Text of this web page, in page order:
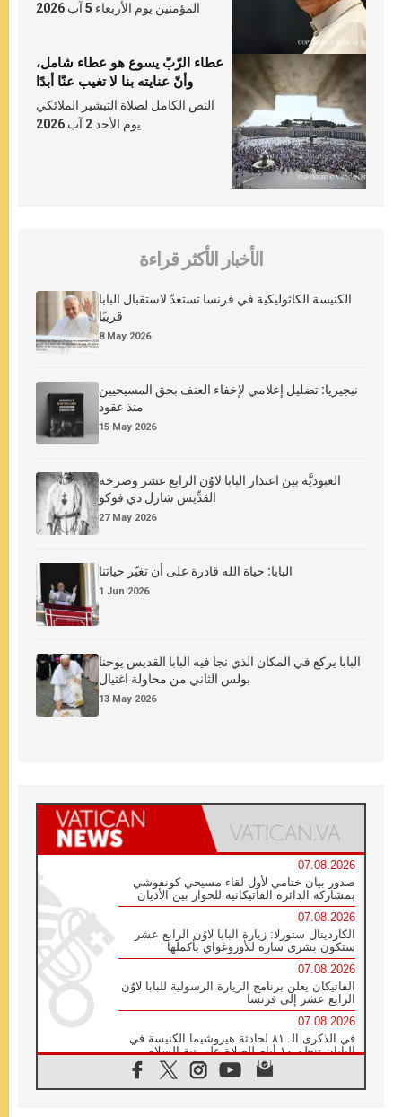
المؤمنين يوم الأربعاء 5 آب 2026
عطاء الرّبّ يسوع هو عطاء شامل،
وأنّ عنايته بنا لا تغيب عنّا أبدًا
النص الكامل لصلاة التبشير الملائكي
يوم الأحد 2 آب 2026
الأخبار الأكثر قراءة
الكنيسة الكاثوليكية في فرنسا تستعدّ لاستقبال البابا
قريبًا
8 May 2026
نيجيريا: تضليل إعلامي لإخفاء العنف بحق المسيحيين
منذ عقود
15 May 2026
العبوديَّة بين اعتذار البابا لاوُن الرابع عشر وصرخة
القدِّيس شارل دي فوكو
27 May 2026
البابا: حياة الله قادرة على أن تغيّر حياتنا
1 Jun 2026
البابا يركع في المكان الذي نجا فيه البابا القديس يوحنا
بولس الثاني من محاولة اغتيال
13 May 2026
07.08.2026
صدور بيان ختامي لأول لقاء مسيحي كونفوشي
بمشاركة الدائرة الفاتيكانية للحوار بين الأديان
07.08.2026
الكاردينال ستورلا: زيارة البابا لاوُن الرابع عشر
ستكون بشرى سارة للأوروغواي بأكملها
07.08.2026
الفاتيكان يعلن برنامج الزيارة الرسولية للبابا لاوُن
الرابع عشر إلى فرنسا
07.08.2026
في الذكرى الـ ٨١ لحادثة هيروشيما الكنيسة في
اليابان تنظم ١٠ أيام للصلاة على نية السلام
الكنيسة في الأوروغواي: زيارة البابا ستعزز